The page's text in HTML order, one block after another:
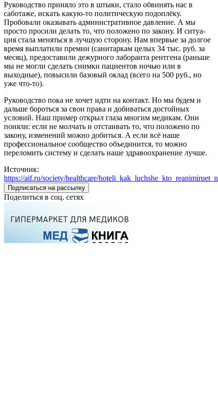
Руководство приняло это в штыки, стало обвинять нас в
саботаже, искать какую-то политическую подоплёку.
Пробовали оказывать административное давление. А мы
просто просили делать то, что положено по закону. И ситуа­
ция стала меняться в лучшую сторону. Нам впервые за долгое
время выплатили премии (санитаркам целых 34 тыс. руб. за
месяц), предоставили дежурного лаборанта рентгена (раньше
мы не могли сделать снимки пациентов ночью или в
выходные), повысили базовый оклад (всего на 500 руб., но
уже что-то).
Руководство пока не хочет идти на контакт. Но мы будем и
дальше бороться за свои права и добиваться достойных
условий. Наш пример открыл глаза многим медикам. Они
поняли: если не молчать и отстаивать то, что положено по
закону, изменений можно добиться. А если всё наше
профессио­нальное сообщество объединится, то можно
переломить систему и сделать наше здраво­охранение лучше.
Источник:
https://aif.ru/society/healthcare/
Подписаться на рассылку
Поделиться в соц. сетях